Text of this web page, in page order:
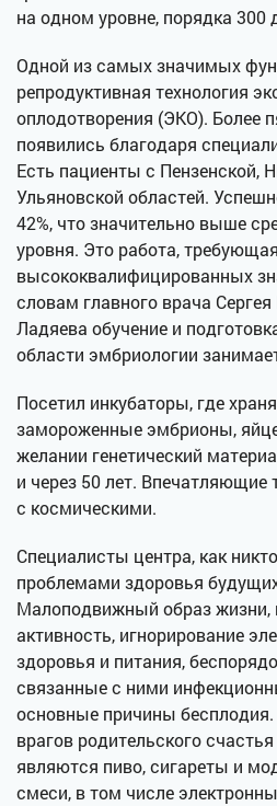
на одном уровне, порядка 300
Одной из самых значимых
репродуктивная технология
оплодотворения (ЭКО). Более
появились благодаря
Есть пациенты с Пензенской,
Ульяновской областей.
42%, что значительно выше
уровня. Это работа, требующая
высококвалифицированных
словам главного врача
Ладяева обучение и
области эмбриологии
Посетил инкубаторы, где
замороженные эмбрионы,
желании генетический
и через 50 лет. Впечатляющие
с космическими.
Специалисты центра, как
проблемами здоровья
Малоподвижный образ жизни,
активность, игнорирование
здоровья и питания,
связанные с ними
основные причины
врагов родительского
являются пиво, сигареты и
смеси, в том числе